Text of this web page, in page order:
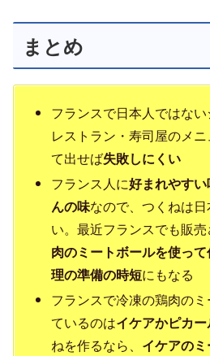
まとめ
フランスで日本人ではな
レストラン・寿司屋のメ
て出せば失敗しにくい
フランス人に好まれやす
んの味なので、つくねは
い。最近フランスでも販
肉のミートボールを使っ
理の準備の時短にもなる
フランスで冷凍の鶏肉の
ているのはイケアかピカ
ねを作るなら、 イケアの